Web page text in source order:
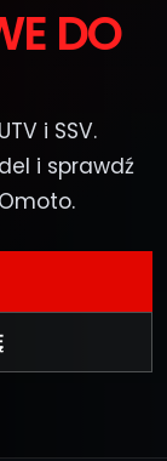
DO
i SSV.
i sprawdź